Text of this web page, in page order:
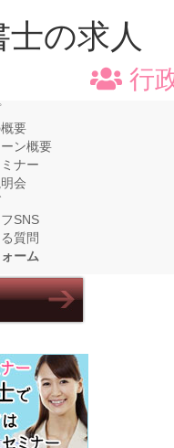
士の求人
行
要
ン概要
ナー
会
SNS
質問
ーム